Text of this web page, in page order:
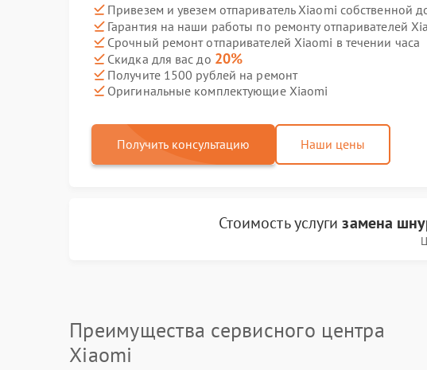
Привезем и увезем отпариватель Xiaomi собственной
Гарантия на наши работы по ремонту отпаривателей
Срочный ремонт отпаривателей Xiaomi в течении часа
Скидка для вас до 20%
Получите 1500 рублей на ремонт
Оригинальные комплектующие Xiaomi
Получить консультацию Наши цены
Стоимость услугизамена
Преимущества сервисного центра
Xiaomi